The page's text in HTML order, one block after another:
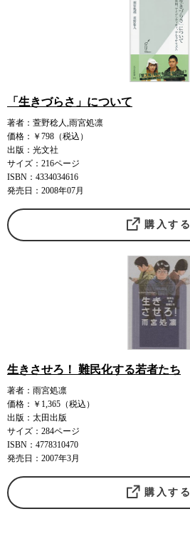
「生きづらさ」について
著者：萱野稔人,雨宮処凛
価格：￥798（税込）
出版：光文社
サイズ：216ページ
ISBN：4334034616
発売日：2008年07月
購入する
生きさせろ！ 難民化する若者たち
著者：雨宮処凛
価格：￥1,365（税込）
出版：太田出版
サイズ：284ページ
ISBN：4778310470
発売日：2007年3月
購入する